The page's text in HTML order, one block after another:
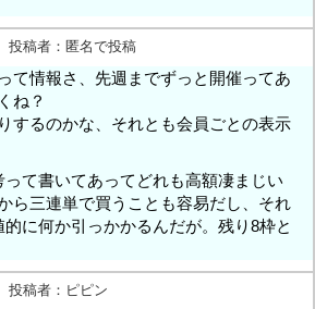
投稿者： 匿名で投稿
て情報さ、先週までずっと開催ってあ
ね？
するのかな、それとも会員ごとの表示
て書いてあってどれも高額凄まじい
ら三連単で買うことも容易だし、それ
に何か引っかかるんだが。残り8枠と
投稿者： ピピン